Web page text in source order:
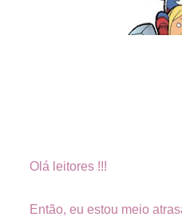
Olá leitores !!!
Então, eu estou meio